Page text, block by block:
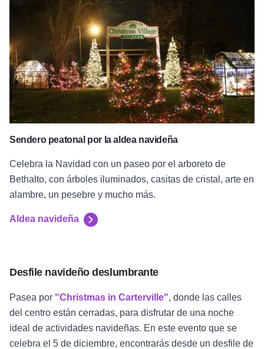
Sendero peatonal por la aldea navideña
Celebra la Navidad con un paseo por el arboreto de
Bethalto, con árboles iluminados, casitas de cristal, arte en
alambre, un pesebre y mucho más.
Aldea navideña
Desfile navideño deslumbrante
Pasea por "Christmas in Carterville", donde las calles
del centro están cerradas, para disfrutar de una noche
ideal de actividades navideñas. En este evento que se
celebra el 5 de diciembre, encontrarás desde un desfile de